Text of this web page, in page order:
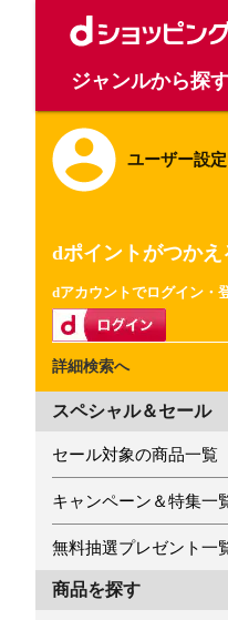
ユーザー設定
dポイントがつかえ
dアカウントでログイン・
詳細検索へ
スペシャル＆セール
セール対象の商品一覧
キャンペーン＆特集一
無料抽選プレゼント一
商品を探す
ジャンルから探